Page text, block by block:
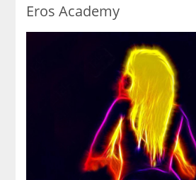
Eros Academy